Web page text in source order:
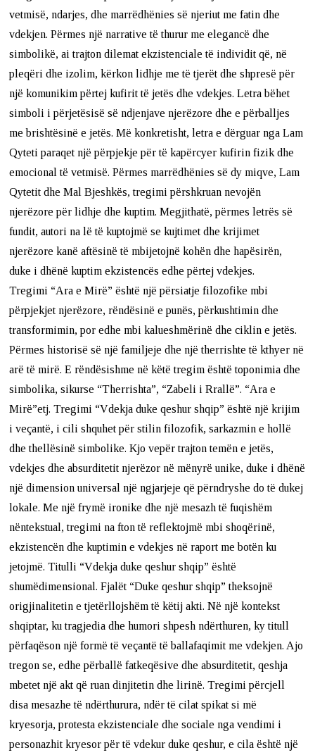
vetmisë, ndarjes, dhe marrëdhënies së njeriut me fatin dhe
vdekjen. Përmes një narrative të thurur me elegancë dhe
simbolikë, ai trajton dilemat ekzistenciale të individit që, në
pleqëri dhe izolim, kërkon lidhje me të tjerët dhe shpresë për
një komunikim përtej kufirit të jetës dhe vdekjes. Letra bëhet
simboli i përjetësisë së ndjenjave njerëzore dhe e përballjes
me brishtësinë e jetës. Më konkretisht, letra e dërguar nga Lam
Qyteti paraqet një përpjekje për të kapërcyer kufirin fizik dhe
emocional të vetmisë. Përmes marrëdhënies së dy miqve, Lam
Qytetit dhe Mal Bjeshkës, tregimi përshkruan nevojën
njerëzore për lidhje dhe kuptim. Megjithatë, përmes letrës së
fundit, autori na lë të kuptojmë se kujtimet dhe krijimet
njerëzore kanë aftësinë të mbijetojnë kohën dhe hapësirën,
duke i dhënë kuptim ekzistencës edhe përtej vdekjes.
Tregimi “Ara e Mirë” është një përsiatje filozofike mbi
përpjekjet njerëzore, rëndësinë e punës, përkushtimin dhe
transformimin, por edhe mbi kalueshmërinë dhe ciklin e jetës.
Përmes historisë së një familjeje dhe një therrishte të kthyer në
arë të mirë. E rëndësishme në këtë tregim është toponimia dhe
simbolika, sikurse “Therrishta”, “Zabeli i Rrallë”. “Ara e
Mirë”etj. Tregimi “Vdekja duke qeshur shqip” është një krijim
i veçantë, i cili shquhet për stilin filozofik, sarkazmin e hollë
dhe thellësinë simbolike. Kjo vepër trajton temën e jetës,
vdekjes dhe absurditetit njerëzor në mënyrë unike, duke i dhënë
një dimension universal një ngjarjeje që përndryshe do të dukej
lokale. Me një frymë ironike dhe një mesazh të fuqishëm
nëntekstual, tregimi na fton të reflektojmë mbi shoqërinë,
ekzistencën dhe kuptimin e vdekjes në raport me botën ku
jetojmë. Titulli “Vdekja duke qeshur shqip” është
shumëdimensional. Fjalët “Duke qeshur shqip” theksojnë
origjinalitetin e tjetërllojshëm të këtij akti. Në një kontekst
shqiptar, ku tragjedia dhe humori shpesh ndërthuren, ky titull
përfaqëson një formë të veçantë të ballafaqimit me vdekjen. Ajo
tregon se, edhe përballë fatkeqësive dhe absurditetit, qeshja
mbetet një akt që ruan dinjitetin dhe lirinë. Tregimi përcjell
disa mesazhe të ndërthurura, ndër të cilat spikat si më
kryesorja, protesta ekzistenciale dhe sociale nga vendimi i
personazhit kryesor për të vdekur duke qeshur, e cila është një